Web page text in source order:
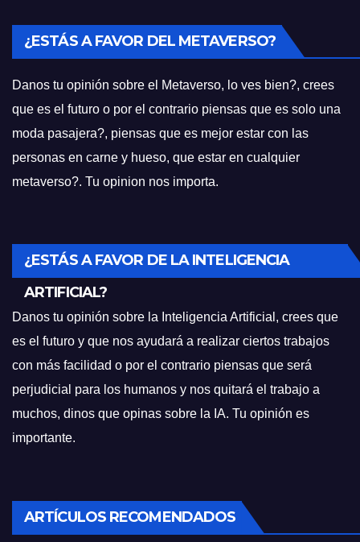
¿ESTÁS A FAVOR DEL METAVERSO?
Danos tu opinión sobre el Metaverso, lo ves bien?, crees
que es el futuro o por el contrario piensas que es solo una
moda pasajera?, piensas que es mejor estar con las
personas en carne y hueso, que estar en cualquier
metaverso?. Tu opinion nos importa.
¿ESTÁS A FAVOR DE LA INTELIGENCIA
ARTIFICIAL?
Danos tu opinión sobre la Inteligencia Artificial, crees que
es el futuro y que nos ayudará a realizar ciertos trabajos
con más facilidad o por el contrario piensas que será
perjudicial para los humanos y nos quitará el trabajo a
muchos, dinos que opinas sobre la IA. Tu opinión es
importante.
ARTÍCULOS RECOMENDADOS